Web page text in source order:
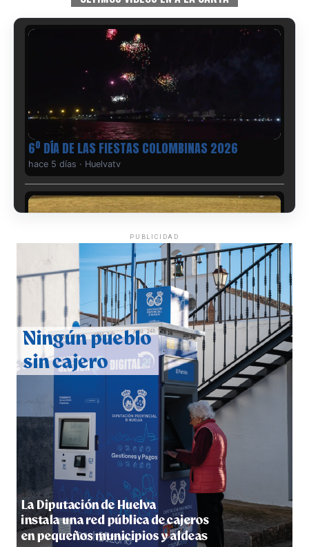
6º DÍA DE LAS FIESTAS COLOMBINAS 2026
hace 5 días · Huelvatv
QUINTA CORRIDA DE LAS FIESTAS COLOMBINAS
2026
hace 5 días·Huelvatv
5º DÍA DE LAS FIESTAS COLOMBINAS 2026
hace 5 días·Huelvatv
PUBLICIDAD